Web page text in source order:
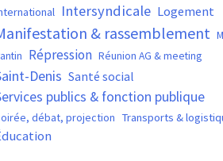
Intersyndicale Logement
& rassemblement
Répression Réunion AG & meeting
Denis Santé social
publics & fonction publique
débat, projection Transports &